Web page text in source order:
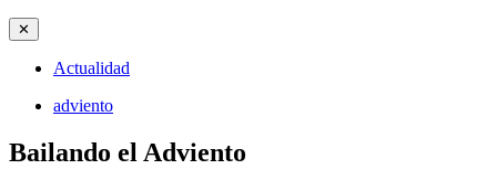
✕
Actualidad
adviento
Bailando el Adviento